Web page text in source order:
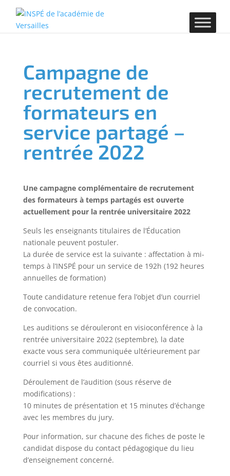
Campagne de
recrutement de
formateurs en
service partagé –
rentrée 2022
Une campagne complémentaire de recrutement
des formateurs à temps partagés est ouverte
actuellement pour la rentrée universitaire 2022
Seuls les enseignants titulaires de l’Éducation
nationale peuvent postuler.
La durée de service est la suivante : affectation à mi-
temps à l’INSPÉ pour un service de 192h (192 heures
annuelles de formation)
Toute candidature retenue fera l’objet d’un courriel
de convocation.
Les auditions se dérouleront en visioconférence à la
rentrée universitaire 2022 (septembre), la date
exacte vous sera communiquée ultérieurement par
courriel si vous êtes auditionné.
Déroulement de l’audition (sous réserve de
modifications) :
10 minutes de présentation et 15 minutes d’échange
avec les membres du jury.
Pour information, sur chacune des fiches de poste le
candidat dispose du contact pédagogique du lieu
d’enseignement concerné.